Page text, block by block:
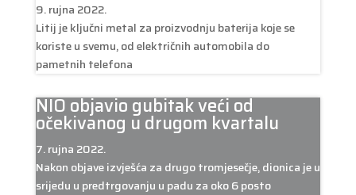
9. rujna 2022.
Litij je ključni metal za proizvodnju baterija koje se
koriste u svemu, od električnih automobila do
pametnih telefona
NIO objavio gubitak veći od
očekivanog u drugom kvartalu
7. rujna 2022.
Nakon objave izvješća za drugo tromjesečje, dionica je u
srijedu u predtrgovanju u padu za oko 6 posto